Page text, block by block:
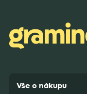
Anonym,před 8 dny
Vše o nákupu